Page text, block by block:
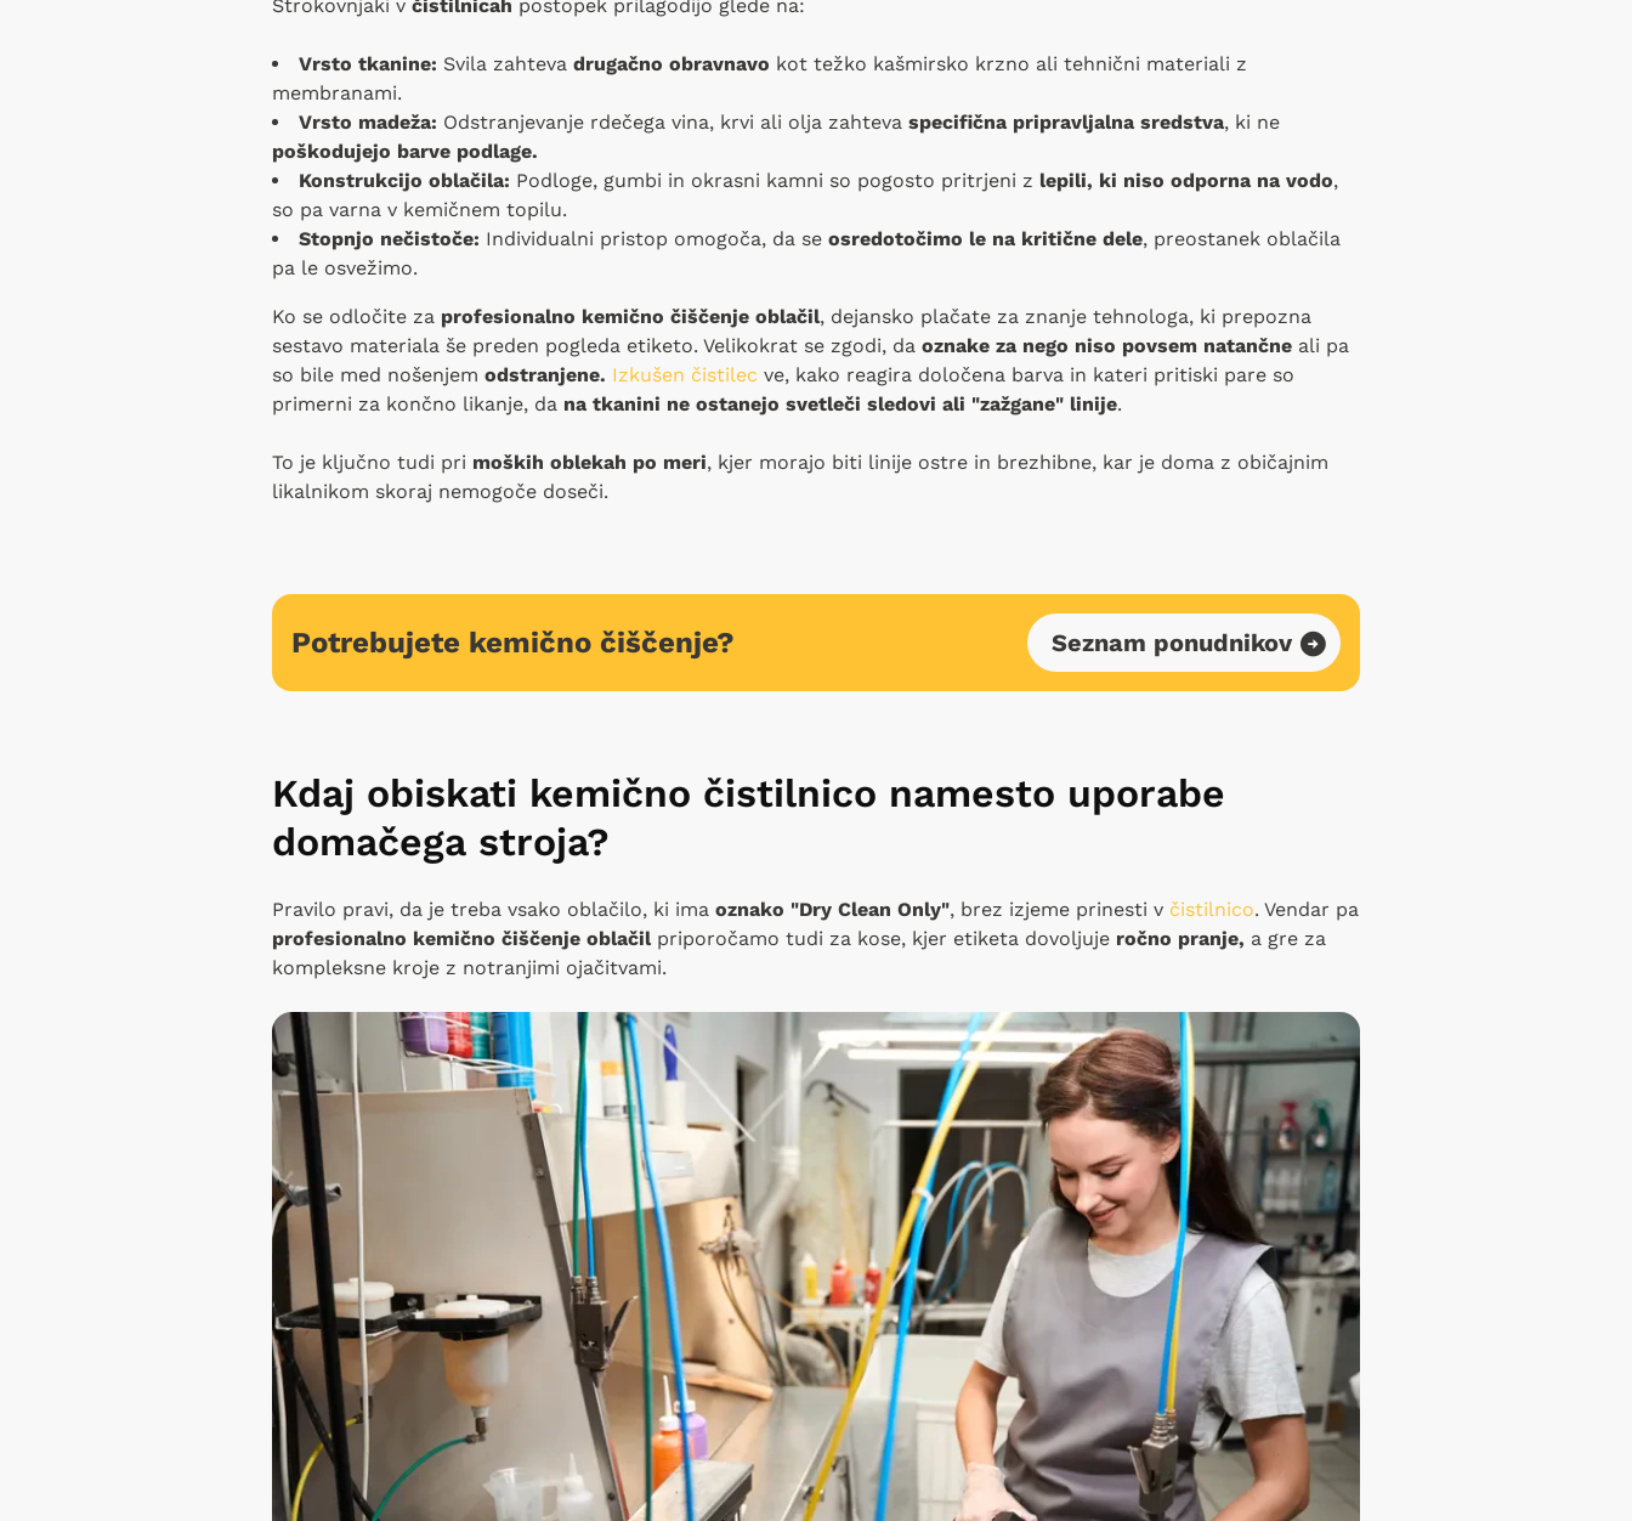
Strokovnjaki v čistilnicah postopek prilagodijo glede na:
Vrsto tkanine: Svila zahteva drugačno obravnavo kot težko kašmirsko krzno ali tehnični materiali z
membranami.
Vrsto madeža: Odstranjevanje rdečega vina, krvi ali olja zahteva specifična pripravljalna sredstva, ki ne
poškodujejo barve podlage.
Konstrukcijo oblačila: Podloge, gumbi in okrasni kamni so pogosto pritrjeni z lepili, ki niso odporna na vodo,
so pa varna v kemičnem topilu.
Stopnjo nečistoče: Individualni pristop omogoča, da se osredotočimo le na kritične dele, preostanek oblačila
pa le osvežimo.
Ko se odločite za profesionalno kemično čiščenje oblačil, dejansko plačate za znanje tehnologa, ki prepozna
sestavo materiala še preden pogleda etiketo. Velikokrat se zgodi, da oznake za nego niso povsem natančne ali pa
so bile med nošenjem odstranjene. Izkušen čistilec ve, kako reagira določena barva in kateri pritiski pare so
primerni za končno likanje, da na tkanini ne ostanejo svetleči sledovi ali "zažgane" linije.
To je ključno tudi pri moških oblekah po meri, kjer morajo biti linije ostre in brezhibne, kar je doma z običajnim
likalnikom skoraj nemogoče doseči.
Potrebujete kemično čiščenje? Seznam ponudnikov
Kdaj obiskati kemično čistilnico namesto uporabe
domačega stroja?
Pravilo pravi, da je treba vsako oblačilo, ki ima oznako "Dry Clean Only", brez izjeme prinesti v čistilnico. Vendar pa
profesionalno kemično čiščenje oblačil priporočamo tudi za kose, kjer etiketa dovoljuje ročno pranje, a gre za
kompleksne kroje z notranjimi ojačitvami.